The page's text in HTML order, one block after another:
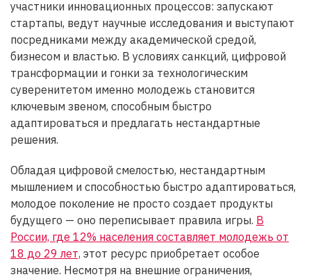
участники инновационных процессов: запускают
стартапы, ведут научные исследования и выступают
посредниками между академической средой,
бизнесом и властью. В условиях санкций, цифровой
трансформации и гонки за технологическим
суверенитетом именно молодежь становится
ключевым звеном, способным быстро
адаптироваться и предлагать нестандартные
решения.
Обладая цифровой смелостью, нестандартным
мышлением и способностью быстро адаптироваться,
молодое поколение не просто создает продукты
будущего — оно переписывает правила игры. В
России, где 12% населения составляет молодежь от
18 до 29 лет, этот ресурс приобретает особое
значение. Несмотря на внешние ограничения,